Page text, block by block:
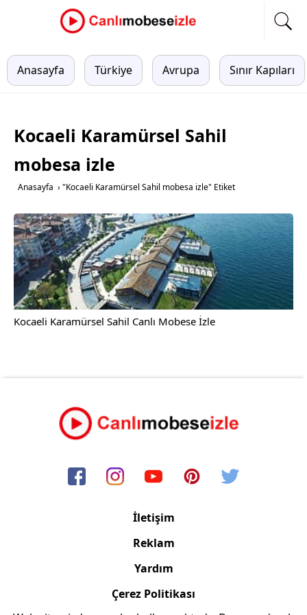
Anasayfa Türkiye Avrupa Sınır Kapıları
Kocaeli Karamürsel Sahil
mobesa izle
Anasayfa › "Kocaeli Karamürsel Sahil mobesa izle" Etiket
Kocaeli Karamürsel Sahil Canlı Mobese İzle
İletişim
Reklam
Yardım
Çerez Politikası